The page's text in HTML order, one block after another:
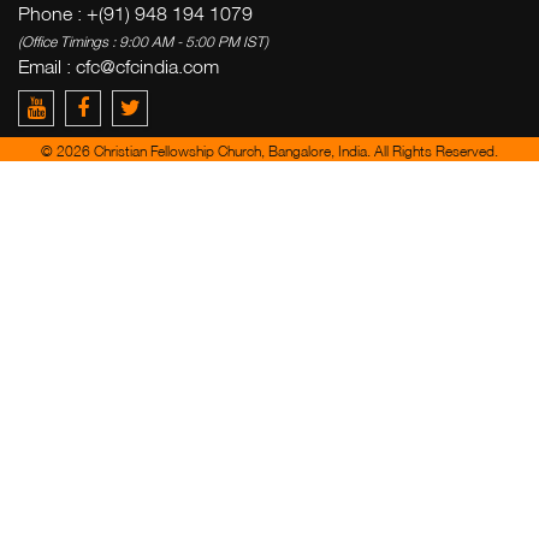
Phone : +(91) 948 194 1079
(Office Timings : 9:00 AM - 5:00 PM IST)
Email : cfc@cfcindia.com
© 2026 Christian Fellowship Church, Bangalore, India. All Rights Reserved.